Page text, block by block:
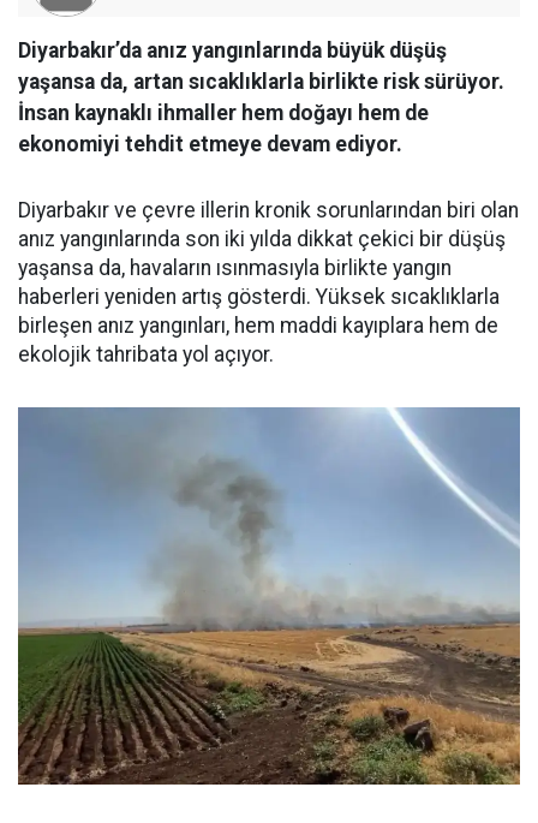
Diyarbakır’da anız yangınlarında büyük düşüş
yaşansa da, artan sıcaklıklarla birlikte risk sürüyor.
İnsan kaynaklı ihmaller hem doğayı hem de
ekonomiyi tehdit etmeye devam ediyor.
Diyarbakır ve çevre illerin kronik sorunlarından biri olan
anız yangınlarında son iki yılda dikkat çekici bir düşüş
yaşansa da, havaların ısınmasıyla birlikte yangın
haberleri yeniden artış gösterdi. Yüksek sıcaklıklarla
birleşen anız yangınları, hem maddi kayıplara hem de
ekolojik tahribata yol açıyor.